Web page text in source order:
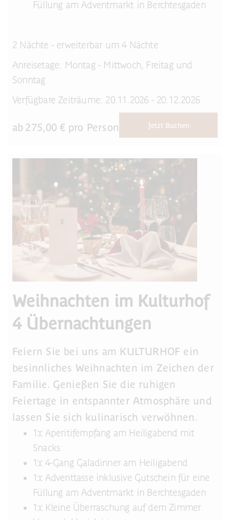
Füllung am Adventmarkt in Berchtesgaden
2 Nächte - erweiterbar um 4 Nächte
Anreisetage: Montag - Mittwoch, Freitag und
Sonntag
Verfügbare Zeiträume: 20.11.2026 - 20.12.2026
ab 275,00 € pro Person Jetzt Buchen
Weihnachten im Kulturhof
4 Übernachtungen
Feiern Sie bei uns am KULTURHOF ein
besinnliches Weihnachten im Zeichen der
Familie. Genießen Sie die ruhigen
Feiertage in entspannter Atmosphäre und
lassen Sie sich kulinarisch verwöhnen.
1x Aperitifempfang am Heiligabend mit
Snacks
1x 4-Gang Galadinner am Heiligabend
1x Adventtasse inklusive Gutschein für eine
Füllung am Adventmarkt in Berchtesgaden
1x Kleine Überraschung auf dem Zimmer